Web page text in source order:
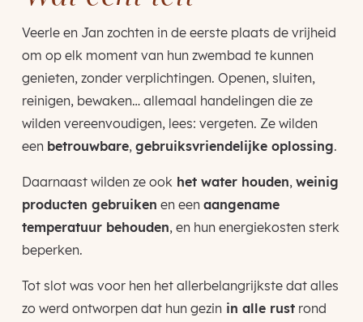
Veerle en Jan zochten in de eerste plaats de vrijheid
om op elk moment van hun zwembad te kunnen
genieten, zonder verplichtingen. Openen, sluiten,
reinigen, bewaken… allemaal handelingen die ze
wilden vereenvoudigen, lees: vergeten. Ze wilden
een betrouwbare, gebruiksvriendelijke oplossing.
Daarnaast wilden ze ookhet water houden, weinig
producten gebruiken en een aangename
temperatuur behouden, en hun energiekosten sterk
beperken.
Tot slot was voor hen het allerbelangrijkste dat alles
zo werd ontworpen dat hun gezin in alle rustrond